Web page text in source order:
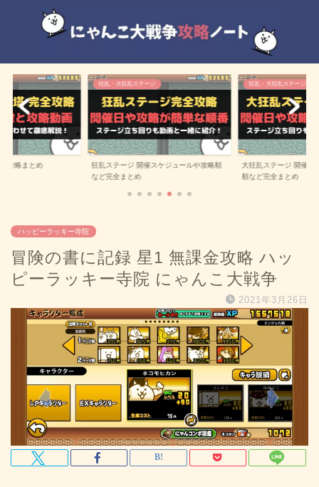
ケジュールや攻略順
狂乱・大狂乱ステージ
大狂乱ステージ 開催スケジュールや攻略
順など完全まとめ
雑記
効率の良いユーザーラ
一覧
ハッピーラッキー寺院
冒険の書に記録 星1 無課金攻略 ハッ
ピーラッキー寺院 にゃんこ大戦争
2021年3月26日